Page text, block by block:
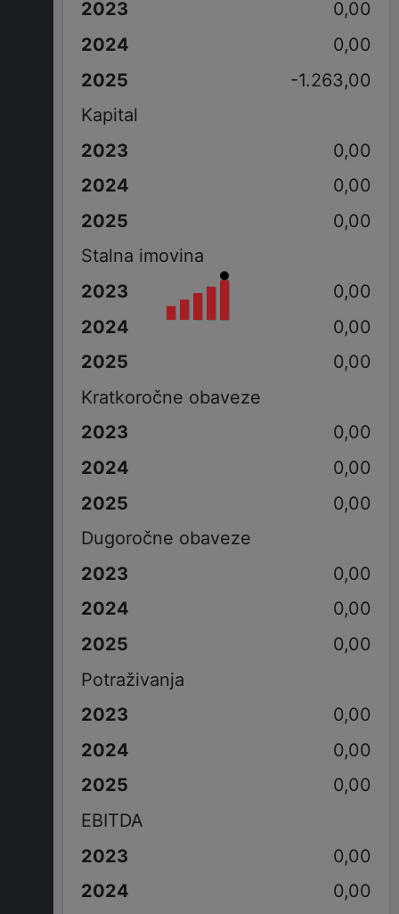
0,00
0,00
-1.263,00
Kapital
0,00
0,00
0,00
Stalna imovina
0,00
0,00
0,00
Kratkoročne obaveze
0,00
0,00
0,00
Dugoročne obaveze
0,00
0,00
0,00
Potraživanja
0,00
0,00
0,00
EBITDA
0,00
0,00